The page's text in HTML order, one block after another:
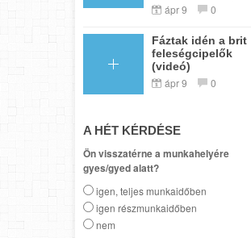
ápr 9 0
Fáztak idén a brit
feleségcipelők
(videó)
ápr 9 0
A HÉT KÉRDÉSE
Ön visszatérne a munkahelyére
gyes/gyed alatt?
igen, teljes munkaidőben
igen részmunkaidőben
nem